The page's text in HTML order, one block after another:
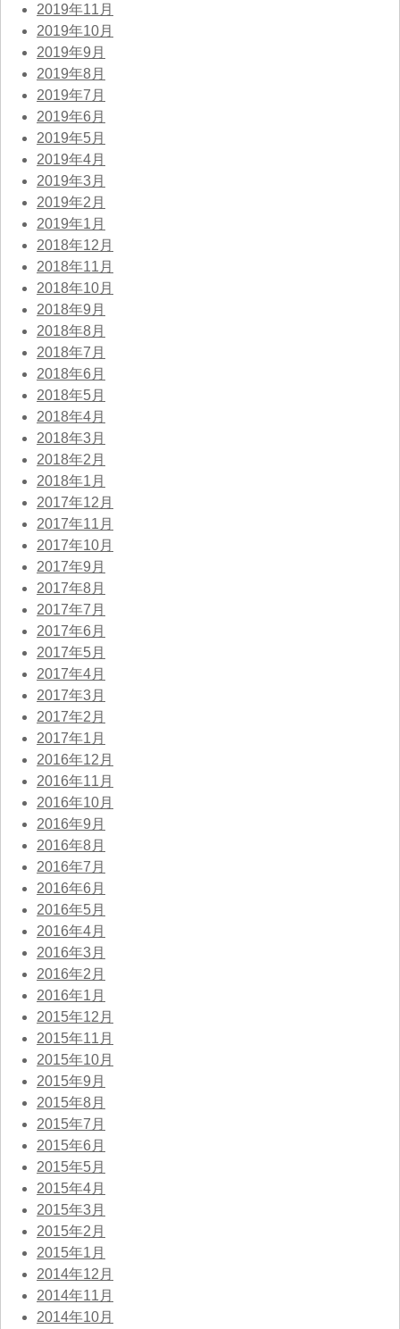
2019年11月
2019年10月
2019年9月
2019年8月
2019年7月
2019年6月
2019年5月
2019年4月
2019年3月
2019年2月
2019年1月
2018年12月
2018年11月
2018年10月
2018年9月
2018年8月
2018年7月
2018年6月
2018年5月
2018年4月
2018年3月
2018年2月
2018年1月
2017年12月
2017年11月
2017年10月
2017年9月
2017年8月
2017年7月
2017年6月
2017年5月
2017年4月
2017年3月
2017年2月
2017年1月
2016年12月
2016年11月
2016年10月
2016年9月
2016年8月
2016年7月
2016年6月
2016年5月
2016年4月
2016年3月
2016年2月
2016年1月
2015年12月
2015年11月
2015年10月
2015年9月
2015年8月
2015年7月
2015年6月
2015年5月
2015年4月
2015年3月
2015年2月
2015年1月
2014年12月
2014年11月
2014年10月